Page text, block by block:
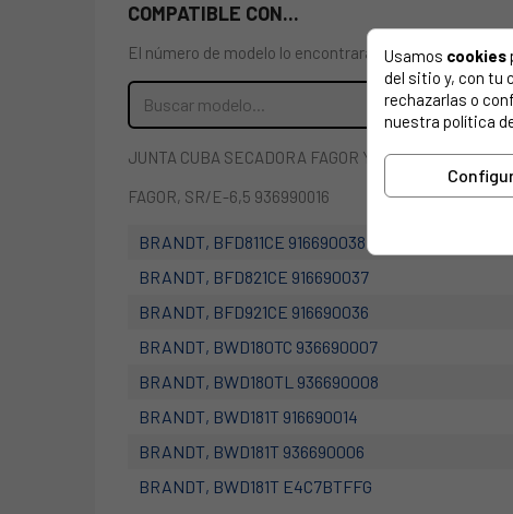
COMPATIBLE CON...
El número de modelo lo encontrarás en la etiqueta
JUNTA CUBA SECADORA FAGOR YY57X2400, 57X2400
FAGOR, SR/E-6,5 936990016
BRANDT, BFD811CE 916690038
BRANDT, BFD821CE 916690037
BRANDT, BFD921CE 916690036
BRANDT, BWD180TC 936690007
BRANDT, BWD180TL 936690008
BRANDT, BWD181T 916690014
BRANDT, BWD181T 936690006
BRANDT, BWD181T E4C7BTFFG
Usamos cookies
del sitio y, con tu
rechazarlas o
nuestra política